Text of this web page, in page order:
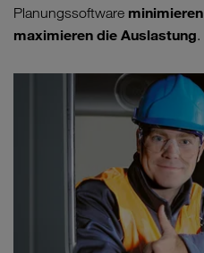
Planungssoftware minimieren
maximieren die Auslastung.